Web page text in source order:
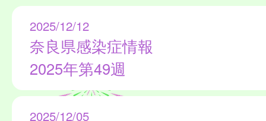
2025/12/12
奈良県感染症情報
2025年第49週
2025/12/05